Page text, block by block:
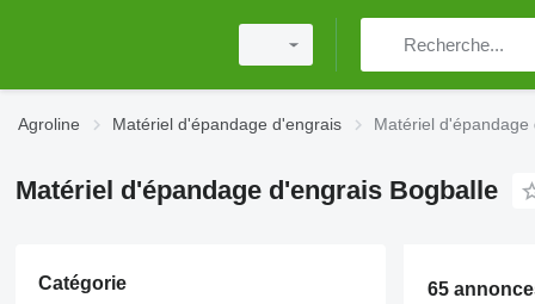
Agroline Matériel d'épandage d'engrais Matériel d'épandage
Matériel d'épandage d'engrais Bogballe
Catégorie 65